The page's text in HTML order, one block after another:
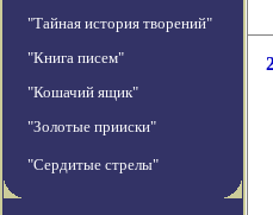
"Тайная история творений"
"Книга писем"
"Кошачий ящик"
"Золотые прииски"
"Сердитые стрелы"